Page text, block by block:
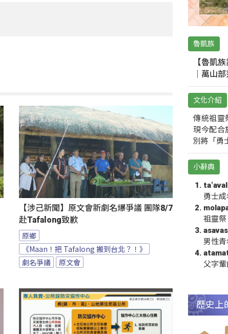
【涉己新聞】原文會新劇名爆爭議 團隊8/7
赴Tafalong致歉
原鄉
《Maan！把 Tafalong 搬到台北？！》
劇名爭議
原文會
魯凱族
【魯凱
｜萬山
文化介紹
傳統祖靈
現今配合
別將「勇
小辭典
勇士
祖靈祭
男性青
父字
歷史上